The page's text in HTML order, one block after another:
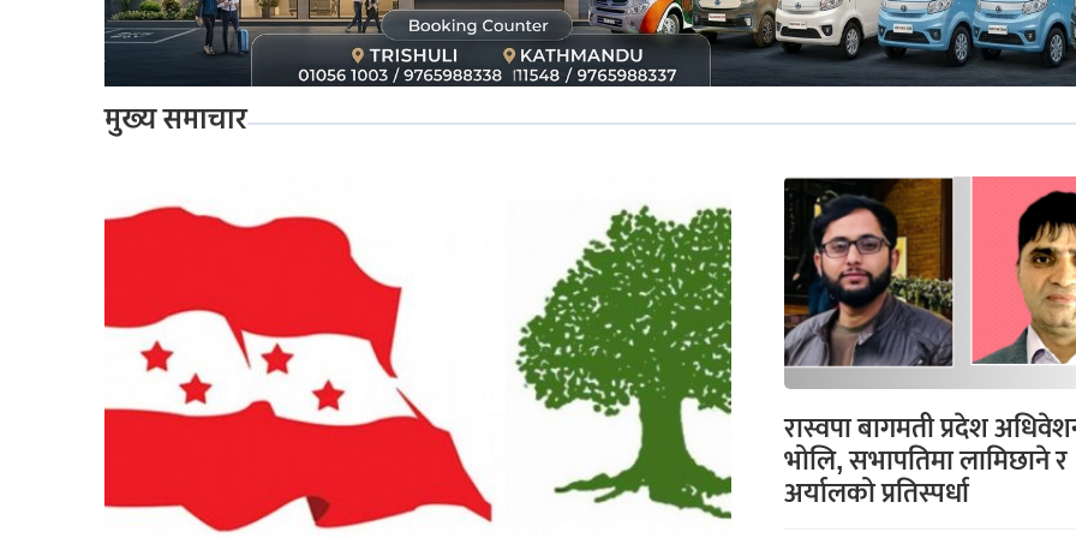
मुख्य समाचार
रास्वपा बागमती प्रदेश
भोलि, सभापतिमा लामिछाने र
अर्यालको प्रतिस्पर्धा